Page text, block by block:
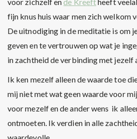
fijn knus huis waar men zich welkom
De uitnodiging in de meditatie is om
geven en te vertrouwen op wat je
in zachtheid de verbinding met jezelf
Ik ken mezelf alleen de waarde toe
mij niet met wat geen waarde voor
voor mezelf en de ander wens ik
ontmoeten. Ik verdien in alle